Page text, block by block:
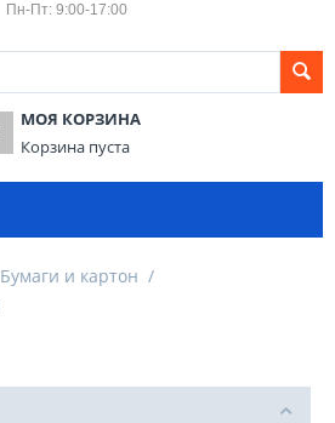
Пн-Пт: 9:00-17:00
МОЯ КОРЗИНА
Корзина пуста
Бумаги и картон /